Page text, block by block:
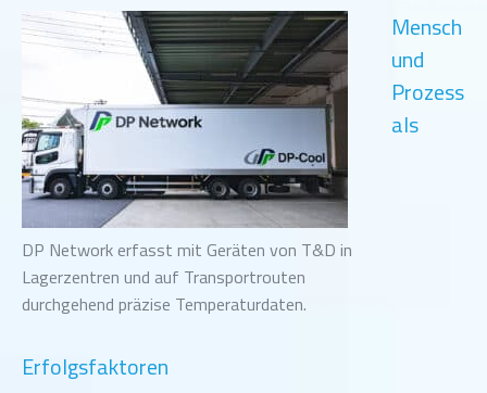
DP Network erfasst mit Geräten von T&D in
Lagerzentren und auf Transportrouten
durchgehend präzise Temperaturdaten.
Mensch
und
Prozess
als
Erfolgsfaktoren